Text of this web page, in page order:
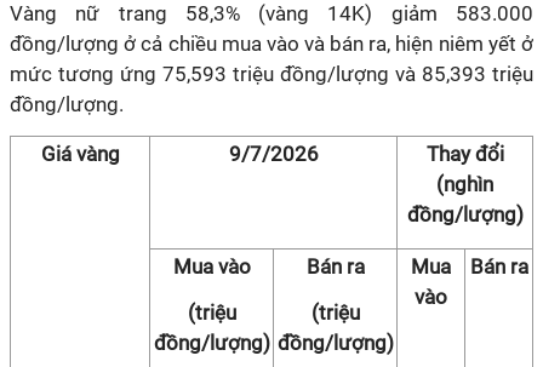
Vàng nữ trang 58,3% (vàng 14K) giảm 583.000
đồng/lượng ở cả chiều mua vào và bán ra, hiện niêm yết ở
mức tương ứng 75,593 triệu đồng/lượng và 85,393 triệu
đồng/lượng.
Giá vàng 9/7/2026
Thay đổi
(nghìn
đồng/lượng)
Mua vào
(triệu
đồng/lượng)
Bán ra
(triệu
đồng/lượng)
Mua
vào
Bán ra